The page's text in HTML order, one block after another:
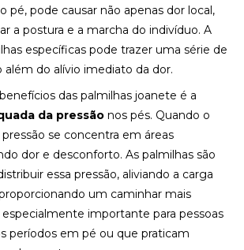
pé, pode causar não apenas dor local,
a postura e a marcha do indivíduo. A
específicas pode trazer uma série de
além do alívio imediato da dor.
das palmilhas joanete é a
da pressão nos pés. Quando o
se concentra em áreas
dor e desconforto. As palmilhas são
essa pressão, aliviando a carga
um caminhar mais
importante para pessoas
períodos em pé ou que praticam
PARA ENXAQUECA: ALÍVIO NATURAL
DA MOBILIDADE
DA MOBILIDADE
NA SUA REGIÃO
quiropraxia nervo ciático
joelho quiropraxia para nervo ciático
quiropraxia perto de mim